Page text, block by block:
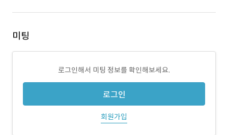
미팅
로그인해서 미팅 정보를 확인해보세요.
로그인
회원가입